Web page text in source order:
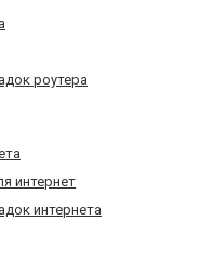
роутера
интернет
интернета